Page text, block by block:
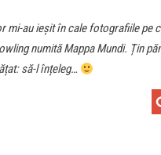
mi-au ieșit în cale fotografiile pe
numităMappa Mundi. Țin
să-l înțeleg…